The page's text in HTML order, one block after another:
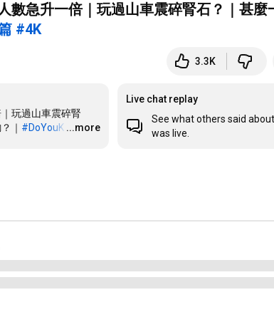
數急升一倍｜玩過山車震碎腎石？｜甚
#4K
3.3K
玩過山車震碎腎
｜ #DoYouK …
...more
Live chat replay
See what others said
was live.